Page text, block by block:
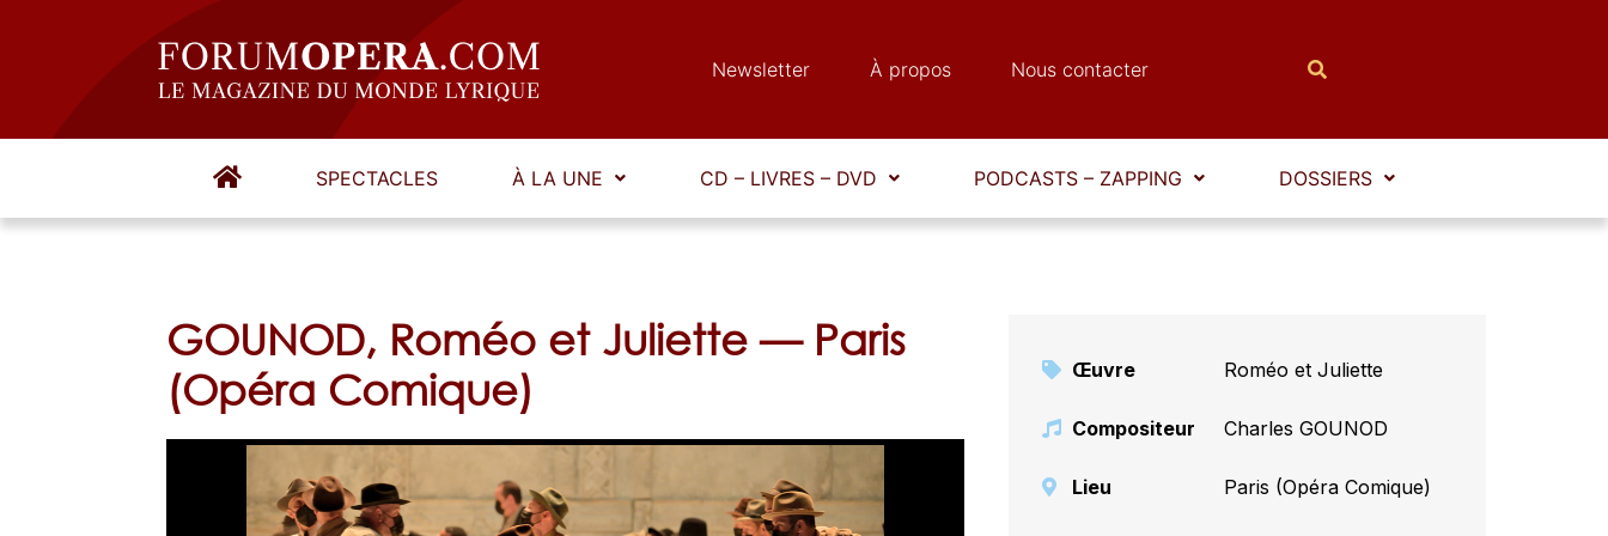
Newsletter À propos Nous contacter
SPECTACLES À LA UNE CD – LIVRES – DVD PODCASTS – ZAPPING DOSSIERS
GOUNOD, Roméo et Juliette — Paris
(Opéra Comique)
Œuvre Roméo et Juliette
Compositeur Charles GOUNOD
Lieu Paris (Opéra Comique)